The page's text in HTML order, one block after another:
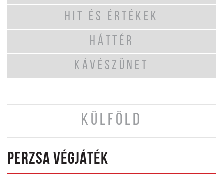
HIT ÉS ÉRTÉKEK
HÁTTÉR
KÁVÉSZÜNET
KÜLFÖLD
PERZSA VÉGJÁTÉK